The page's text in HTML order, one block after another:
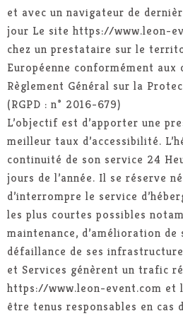
et avec un navigateur de
jour Le site https://www.leon-
chez un prestataire sur le
Européenne conformément aux
Règlement Général sur la
(RGPD : n° 2016-679)
L’objectif est d’apporter une
meilleur taux d’accessibilité.
continuité de son service 24
jours de l’année. Il se réserve
d’interrompre le service
les plus courtes possibles
maintenance, d’amélioration
défaillance de ses
et Services génèrent un trafic
https://www.leon-event.com et
être tenus responsables en cas